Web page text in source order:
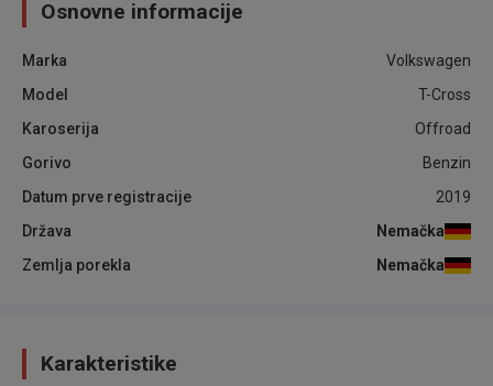
Osnovne informacije
Marka
Volkswagen
Model
T-Cross
Karoserija
Offroad
Gorivo
Benzin
Datum prve registracije
2019
Država
Nemačka
Zemlja porekla
Nemačka
Karakteristike